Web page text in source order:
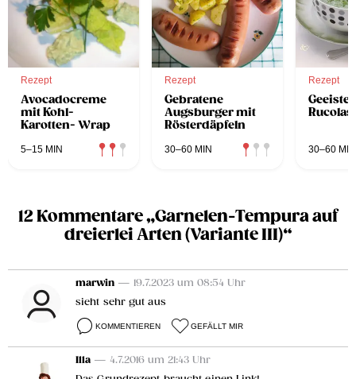
Rezept
Avocadocreme
mit Kohl-
Karotten- Wrap
5–15 MIN
Rezept
Gebratene
Augsburger mit
Rösterdäpfeln
30–60 MIN
Rezept
Geeiste
30–60 MIN
12 Kommentare „Garnelen-Tempura auf
dreierlei Arten (Variante III)“
marwin — 19.7.2023 um 08:54 Uhr
sieht sehr gut aus
KOMMENTIEREN GEFÄLLT MIR
Illa — 4.7.2016 um 21:43 Uhr